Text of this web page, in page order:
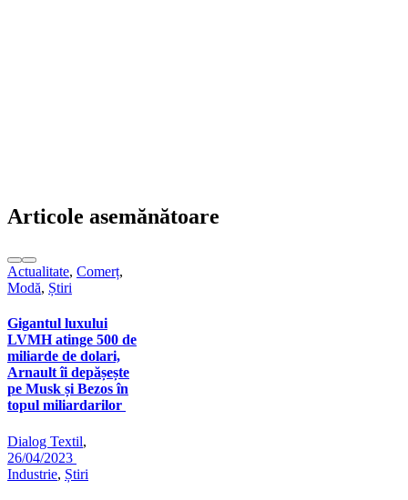
Articole asemănătoare
Actualitate, Comerț,
Modă, Știri
Gigantul luxului
LVMH atinge 500 de
miliarde de dolari,
Arnault îi depășește
pe Musk și Bezos în
topul miliardarilor
Dialog Textil,
26/04/2023
Industrie, Știri